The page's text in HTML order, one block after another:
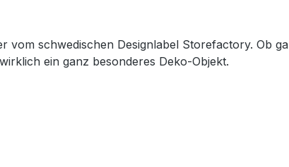
vom schwedischen Designlabel Storefactory. Ob
ein ganz besonderes Deko-Objekt.